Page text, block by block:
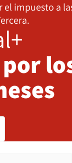
impuesto a